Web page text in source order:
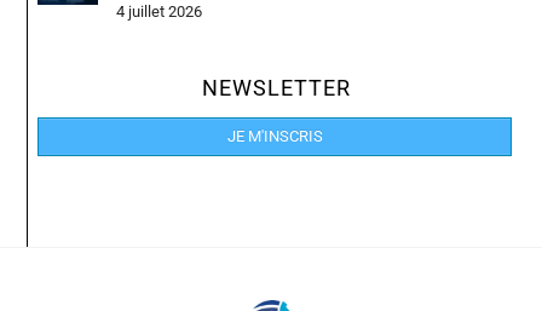
4 juillet 2026
NEWSLETTER
JE M'INSCRIS